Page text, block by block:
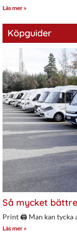
Läs mer »
Köpguider
Så mycket
Print 🖨 Man kan tycka
Läs mer »